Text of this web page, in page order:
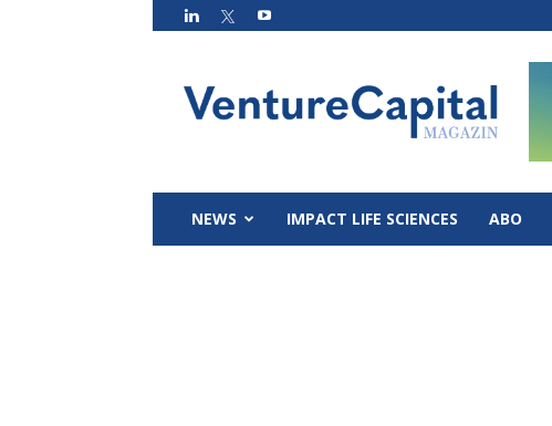
Magazin
NEWS IMPACT LIFE SCIENCES ABO